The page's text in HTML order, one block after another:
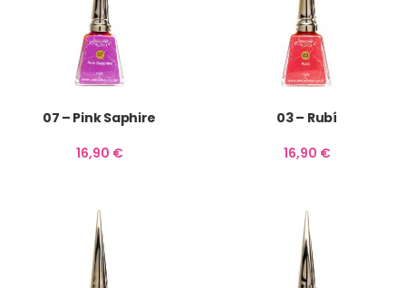
07 – Pink Saphire
16,90 €
03 – Rubí
16,90 €